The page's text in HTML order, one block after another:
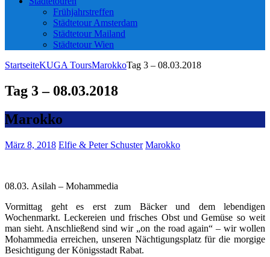
Frühjahrstreffen
Städtetour Amsterdam
Städtetour Mailand
Städtetour Wien
StartseiteKUGA ToursMarokkoTag 3 – 08.03.2018
Tag 3 – 08.03.2018
Marokko
März 8, 2018 Elfie & Peter Schuster Marokko
08.03. Asilah – Mohammedia
Vormittag geht es erst zum Bäcker und dem lebendigen
Wochenmarkt. Leckereien und frisches Obst und Gemüse so weit
man sieht. Anschließend sind wir „on the road again“ – wir wollen
Mohammedia erreichen, unseren Nächtigungsplatz für die morgige
Besichtigung der Königsstadt Rabat.